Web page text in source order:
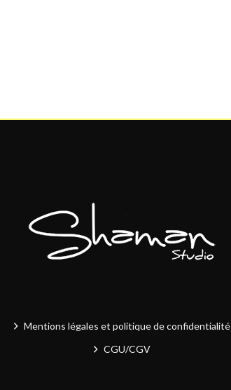
Mentions légales et politique de confidentialité
CGU/CGV